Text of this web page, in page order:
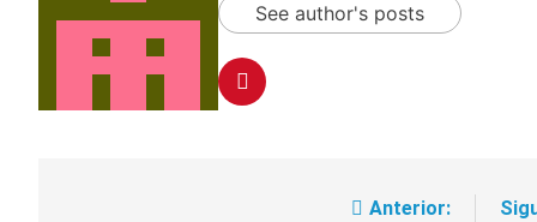
See author's posts
Anterior: